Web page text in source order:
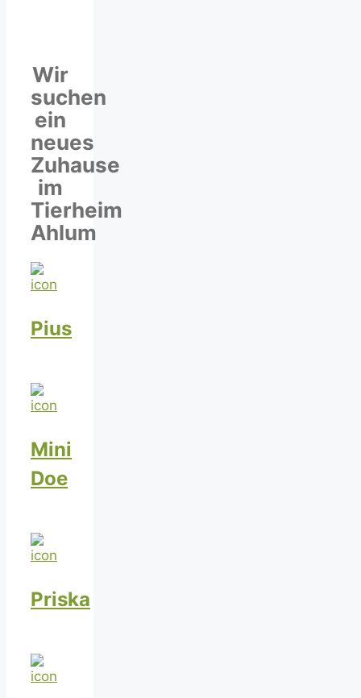
Wir
suchen
ein
neues
Zuhause
im
Tierheim
Ahlum
Pius
Mini
Doe
Priska